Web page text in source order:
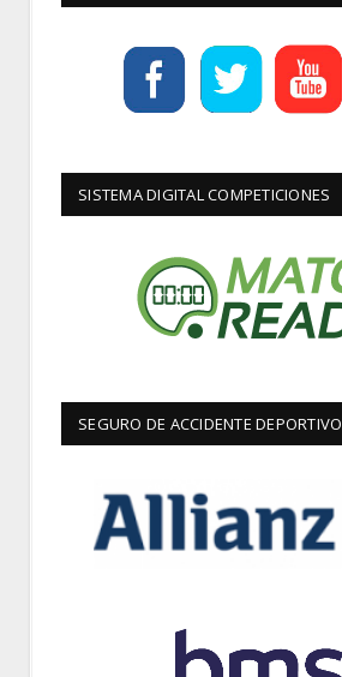
SISTEMA DIGITAL COMPETICIONES
SEGURO DE ACCIDENTE DEPORTIVO